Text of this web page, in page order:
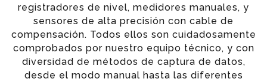
registradores de nivel, medidores manuales, y
sensores de alta precisión con cable de
compensación. Todos ellos son cuidadosamente
comprobados por nuestro equipo técnico, y con
diversidad de métodos de captura de datos,
desde el modo manual hasta las diferentes